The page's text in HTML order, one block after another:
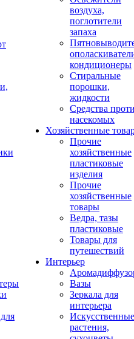
воздуха,
поглотители
запаха
кондиционеры
Стиральные
порошки,
жидкости
Средства
насекомых
Хозяйственные
Прочие
хозяйственные
пластиковые
изделия
Прочие
хозяйственные
товары
Ведра, тазы
пластиковые
Товары для
путешествий
Интерьер
Вазы
Зеркала для
интерьера
Искусственные
растения,